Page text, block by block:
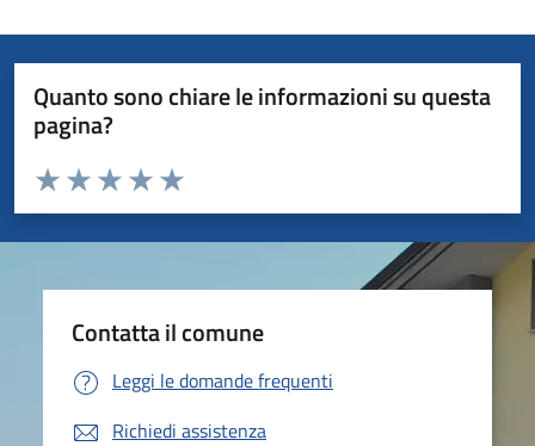
Quanto sono chiare le informazioni su questa
pagina?
Valuta da 1 a 5 stelle la pagina
Valuta 5 stelle su 5
Valuta 4 stelle su 5
Valuta 3 stelle su 5
Valuta 2 stelle su 5
Valuta 1 stelle su 5
Contatta il comune
Leggi le domande frequenti
Richiedi assistenza